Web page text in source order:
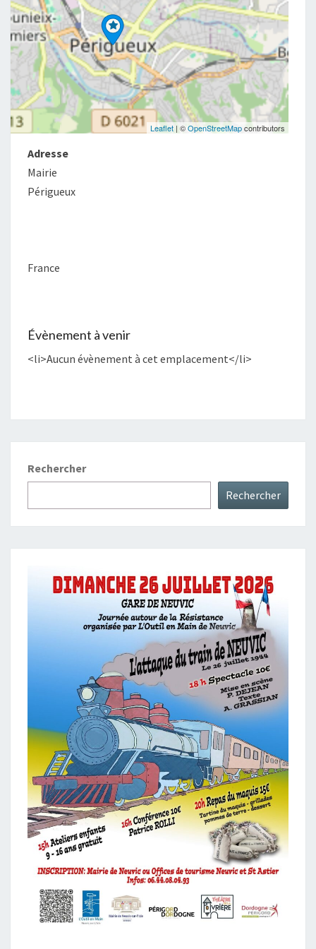
Leaflet | ©OpenStreetMapcontributors
Adresse
Mairie
Périgueux
France
Évènement à venir
<li>Aucun évènement à cet emplacement</li>
Rechercher
Rechercher